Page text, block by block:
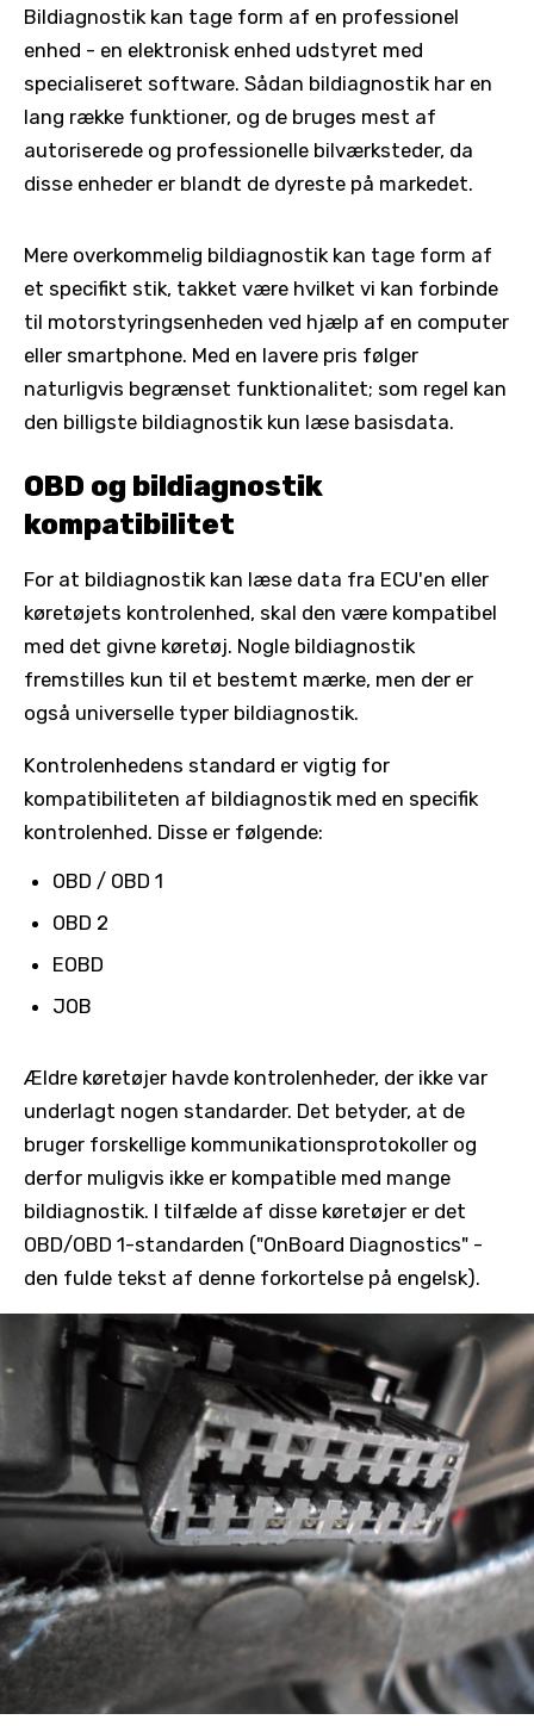
Bildiagnostik kan tage form af en professionel
enhed - en elektronisk enhed udstyret med
specialiseret software. Sådan bildiagnostik har en
lang række funktioner, og de bruges mest af
autoriserede og professionelle bilværksteder, da
disse enheder er blandt de dyreste på markedet.
Mere overkommelig bildiagnostik kan tage form af
et specifikt stik, takket være hvilket vi kan forbinde
til motorstyringsenheden ved hjælp af en computer
eller smartphone. Med en lavere pris følger
naturligvis begrænset funktionalitet; som regel kan
den billigste bildiagnostik kun læse basisdata.
OBD og bildiagnostik
kompatibilitet
For at bildiagnostik kan læse data fra ECU'en eller
køretøjets kontrolenhed, skal den være kompatibel
med det givne køretøj. Nogle bildiagnostik
fremstilles kun til et bestemt mærke, men der er
også universelle typer bildiagnostik.
Kontrolenhedens standard er vigtig for
kompatibiliteten af bildiagnostik med en specifik
kontrolenhed. Disse er følgende:
OBD / OBD 1
OBD 2
EOBD
JOB
Ældre køretøjer havde kontrolenheder, der ikke var
underlagt nogen standarder. Det betyder, at de
bruger forskellige kommunikationsprotokoller og
derfor muligvis ikke er kompatible med mange
bildiagnostik. I tilfælde af disse køretøjer er det
OBD/OBD 1-standarden ("OnBoard Diagnostics" -
den fulde tekst af denne forkortelse på engelsk).